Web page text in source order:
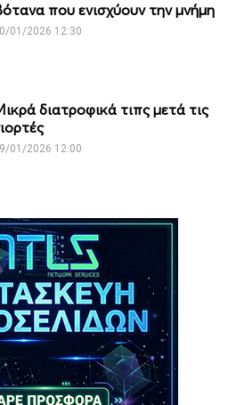
που ενισχύουν την μνήμη
01/2026 12:30
διατροφικά τιπς μετά τις
01/2026 12:00